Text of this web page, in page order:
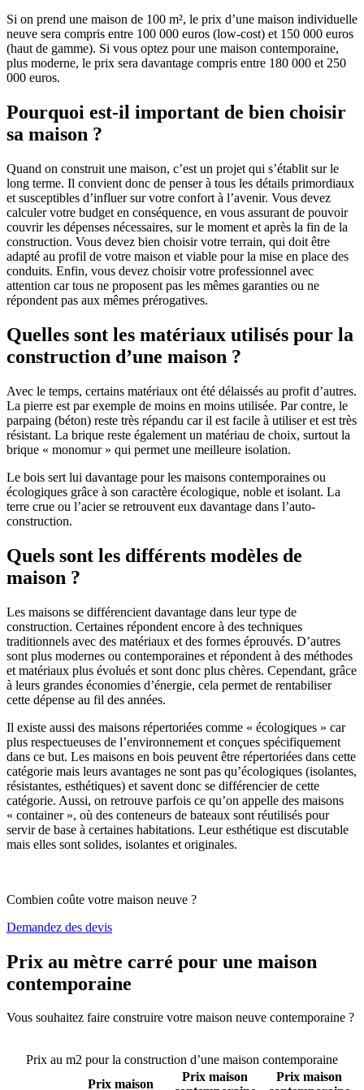
Si on prend une maison de 100 m², le prix d’une maison individuelle
neuve sera compris entre 100 000 euros (low-cost) et 150 000 euros
(haut de gamme). Si vous optez pour une maison contemporaine,
plus moderne, le prix sera davantage compris entre 180 000 et 250
000 euros.
Pourquoi est-il important de bien choisir
sa maison ?
Quand on construit une maison, c’est un projet qui s’établit sur le
long terme. Il convient donc de penser à tous les détails primordiaux
et susceptibles d’influer sur votre confort à l’avenir. Vous devez
calculer votre budget en conséquence, en vous assurant de pouvoir
couvrir les dépenses nécessaires, sur le moment et après la fin de la
construction. Vous devez bien choisir votre terrain, qui doit être
adapté au profil de votre maison et viable pour la mise en place des
conduits. Enfin, vous devez choisir votre professionnel avec
attention car tous ne proposent pas les mêmes garanties ou ne
répondent pas aux mêmes prérogatives.
Quelles sont les matériaux utilisés pour la
construction d’une maison ?
Avec le temps, certains matériaux ont été délaissés au profit d’autres.
La pierre est par exemple de moins en moins utilisée. Par contre, le
parpaing (béton) reste très répandu car il est facile à utiliser et est très
résistant. La brique reste également un matériau de choix, surtout la
brique « monomur » qui permet une meilleure isolation.
Le bois sert lui davantage pour les maisons contemporaines ou
écologiques grâce à son caractère écologique, noble et isolant. La
terre crue ou l’acier se retrouvent eux davantage dans l’auto-
construction.
Quels sont les différents modèles de
maison ?
Les maisons se différencient davantage dans leur type de
construction. Certaines répondent encore à des techniques
traditionnels avec des matériaux et des formes éprouvés. D’autres
sont plus modernes ou contemporaines et répondent à des méthodes
et matériaux plus évolués et sont donc plus chères. Cependant, grâce
à leurs grandes économies d’énergie, cela permet de rentabiliser
cette dépense au fil des années.
Il existe aussi des maisons répertoriées comme « écologiques » car
plus respectueuses de l’environnement et conçues spécifiquement
dans ce but. Les maisons en bois peuvent être répertoriées dans cette
catégorie mais leurs avantages ne sont pas qu’écologiques (isolantes,
résistantes, esthétiques) et savent donc se différencier de cette
catégorie. Aussi, on retrouve parfois ce qu’on appelle des maisons
« container », où des conteneurs de bateaux sont réutilisés pour
servir de base à certaines habitations. Leur esthétique est discutable
mais elles sont solides, isolantes et originales.
Combien coûte votre maison neuve ?
Demandez des devis
Prix au mètre carré pour une maison
contemporaine
Vous souhaitez faire construire votre maison neuve contemporaine ?
Prix au m2 pour la construction d’une maison contemporaine
Prix maison
Prix maison
Prix maison